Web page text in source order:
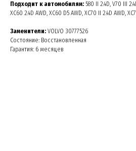
Подходит к автомобилям: 580 II 2.4D, V70 III
XC60 2.4D AWD, XC60 D5 AWD, XC70 II 2.4D AWD,
Заменители: VOLVO 30777526
Состояние: Восстановленная
Гарантия: 6 месяцев